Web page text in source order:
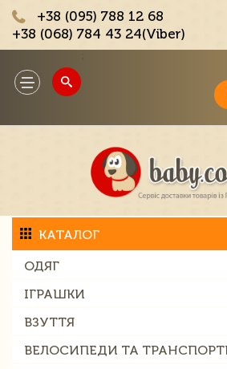
+38 (095) 788 12 68
+38 (068) 784 43 24(Viber)
Toggle
navigation
КАТАЛОГ
ОДЯГ
ІГРАШКИ
ВЗУТТЯ
ВЕЛОСИПЕДИ ТА